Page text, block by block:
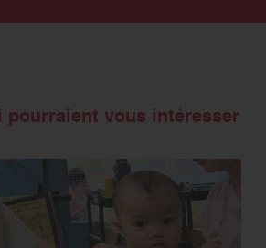
pourraient vous intéresser